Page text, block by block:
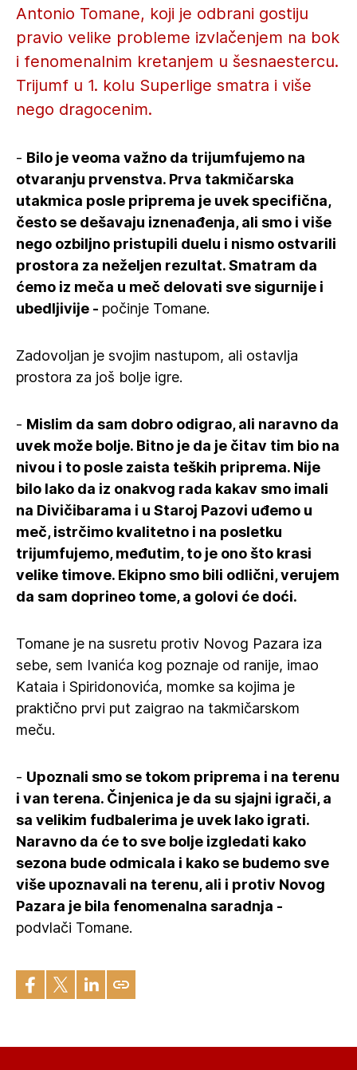
Antonio Tomane, koji je odbrani gostiju
pravio velike probleme izvlačenjem na bok
i fenomenalnim kretanjem u šesnaestercu.
Trijumf u 1. kolu Superlige smatra i više
nego dragocenim.
- Bilo je veoma važno da trijumfujemo na
otvaranju prvenstva. Prva takmičarska
utakmica posle priprema je uvek specifična,
često se dešavaju iznenađenja, ali smo i više
nego ozbiljno pristupili duelu i nismo ostvarili
prostora za neželjen rezultat. Smatram da
ćemo iz meča u meč delovati sve sigurnije i
ubedljivije - počinje Tomane.
Zadovoljan je svojim nastupom, ali ostavlja
prostora za još bolje igre.
- Mislim da sam dobro odigrao, ali naravno da
uvek može bolje. Bitno je da je čitav tim bio na
nivou i to posle zaista teških priprema. Nije
bilo lako da iz onakvog rada kakav smo imali
na Divičibarama i u Staroj Pazovi uđemo u
meč, istrčimo kvalitetno i na posletku
trijumfujemo, međutim, to je ono što krasi
velike timove. Ekipno smo bili odlični, verujem
da sam doprineo tome, a golovi će doći.
Tomane je na susretu protiv Novog Pazara iza
sebe, sem Ivanića kog poznaje od ranije, imao
Kataia i Spiridonovića, momke sa kojima je
praktično prvi put zaigrao na takmičarskom
meču.
- Upoznali smo se tokom priprema i na terenu
i van terena. Činjenica je da su sjajni igrači, a
sa velikim fudbalerima je uvek lako igrati.
Naravno da će to sve bolje izgledati kako
sezona bude odmicala i kako se budemo sve
više upoznavali na terenu, ali i protiv Novog
Pazara je bila fenomenalna saradnja -
podvlači Tomane.